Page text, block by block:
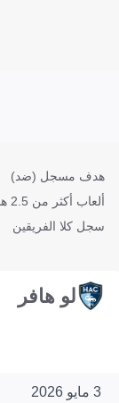
هدف مسجل (ضد)
ألعاب أكثر من 2.5 هدف
سجل كلا الفريقين
لو هافر
3 مايو 2026